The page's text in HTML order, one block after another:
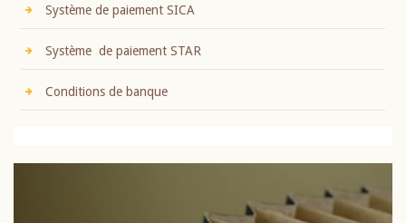
Système de paiement SICA
Système de paiement STAR
Conditions de banque